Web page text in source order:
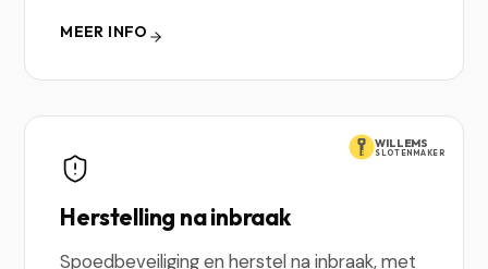
MEER INFO
WILLEMS
SLOTENMAKER
Herstelling na inbraak
Spoedbeveiliging en herstel na inbraak, met